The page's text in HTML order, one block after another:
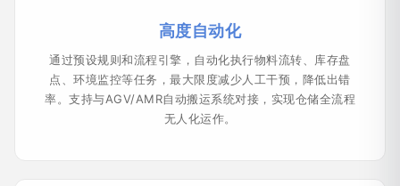
高度自动化
通过预设规则和流程引擎，自动化执行物料流转、库存盘
点、环境监控等任务，最大限度减少人工干预，降低出错
率。支持与AGV/AMR自动搬运系统对接，实现仓储全流程
无人化运作。